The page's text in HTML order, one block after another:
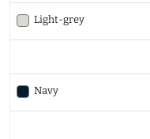
Light-grey
Navy